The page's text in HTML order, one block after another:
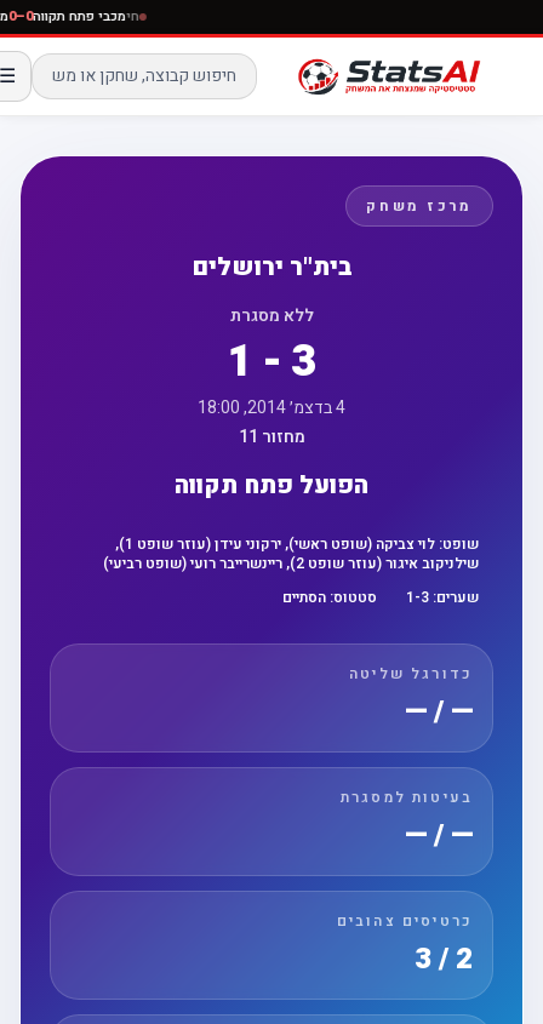
חימכבי פתח תקווה0–0
☰
מרכז משחק
בית"ר ירושלים
ללא מסגרת
1 - 3
מחזור 11
הפועל פתח תקווה
שופט:
לוי צביקה (שופט ראשי), ירקוני עידן (עוזר שופט 1),
שילניקוב איגור (עוזר שופט 2), ריינשרייבר רועי (שופט רביעי)
שערים:
1 -3 סטטוס:הסתיים
כדורגל שליטה
— / —
בעיטות למסגרת
— / —
כרטיסים צהובים